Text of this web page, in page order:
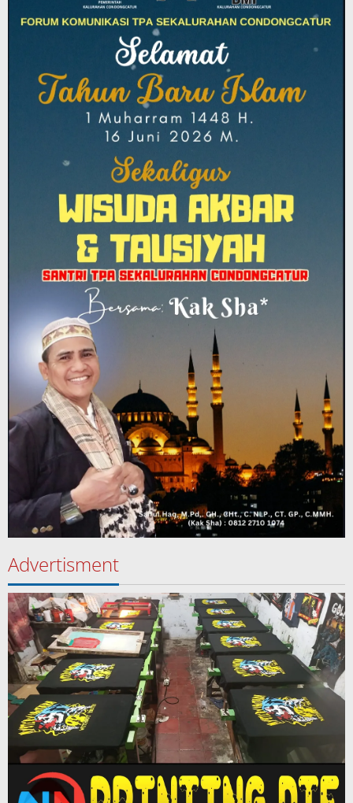
Advertisment